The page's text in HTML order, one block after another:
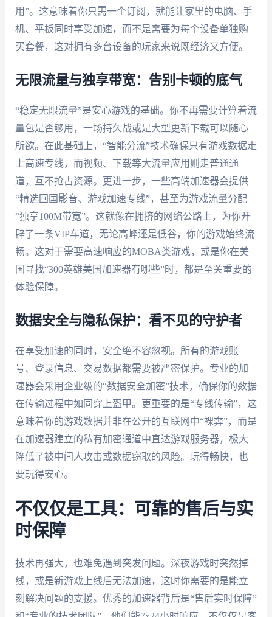
用”。这意味着你只需一个订阅，就能让家里的电脑、手
机、平板同时享受加速，而不是需要为每个设备单独购
买套餐，这对拥有多台设备的玩家来说既经济又方便。
无限流量与独享带宽：告别卡顿的底气
“稳定无限流量”是安心游戏的基础。你不再需要计算着流
量包是否够用，一场持久战或是大型更新下载可以随心
所欲。在此基础上，“智能分流”技术确保只有游戏数据走
上高速专线，而视频、下载等大流量应用则走普通通
道，互不抢占资源。更进一步，一些高端加速器会提供
“精选回国影音、游戏加速专线”，甚至为游戏流量分配
“独享100M带宽”。这就像在拥挤的网络公路上，为你开
辟了一条VIP车道，无论高峰还是低谷，你的游戏始终流
畅。这对于需要高速响应的MOBA类游戏，或是你在美
国寻找“300英雄美国加速器有哪些”时，都是至关重要的
体验保障。
数据安全与隐私保护：看不见的守护者
在享受加速的同时，安全绝不容忽视。所有的游戏账
号、登录信息、交易数据都需要被严密保护。专业的加
速器会采用企业级的“数据安全加密”技术，确保你的数据
在传输过程中如同穿上盔甲。更重要的是“专线传输”，这
意味着你的游戏数据并非在公开的互联网中“裸奔”，而是
在加速器建立的私有加密通道中直达游戏服务器，极大
降低了被中间人攻击或数据窃取的风险。玩得畅快，也
要玩得安心。
不仅仅是工具：可靠的售后与实
时保障
技术再强大，也难免遇到突发问题。深夜游戏时突然掉
线，或是新游戏上线后无法加速，这时你需要的是能立
刻解决问题的支援。优秀的加速器背后是“售后实时保障”